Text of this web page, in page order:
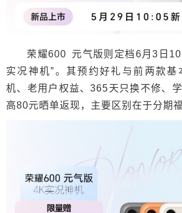
荣耀600 元气版则定档6月3日
实况神机”。其预约好礼与前两款基
机、老用户权益、365天只换不修、
高80元晒单返现，主要区别在于分期